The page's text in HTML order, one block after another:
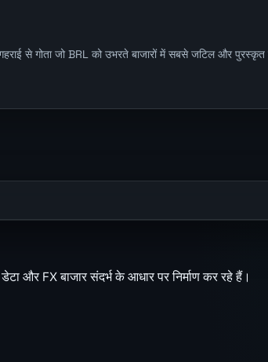
से गोता जो BRL को उभरते बाजारों में सबसे जटिल और
डेटा और FX बाजार संदर्भ के आधार पर निर्माण कर रहे हैं।